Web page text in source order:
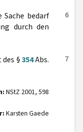
6
bedarf
durch den
7
§354Abs.
NStZ 2001, 598
Karsten Gaede